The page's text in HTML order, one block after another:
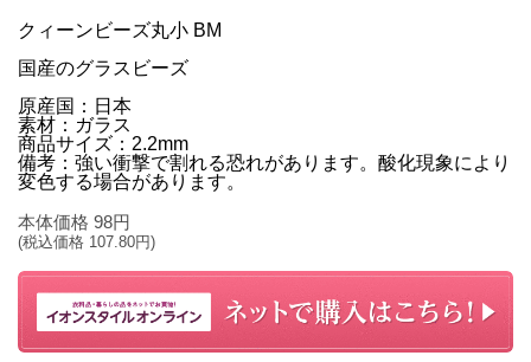
クィーンビーズ丸小 BM
国産のグラスビーズ
原産国：日本
素材：ガラス
商品サイズ：2.2mm
備考：強い衝撃で割れる恐れがあります。酸化現象により
変色する場合があります。
本体価格 98円
(税込価格 107.80円)